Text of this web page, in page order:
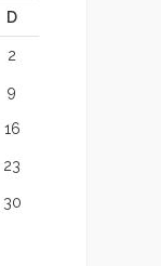
D
2
9
16
23
30